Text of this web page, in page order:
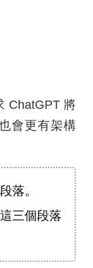
ChatGPT 將
會更有架構
落。
三個段落